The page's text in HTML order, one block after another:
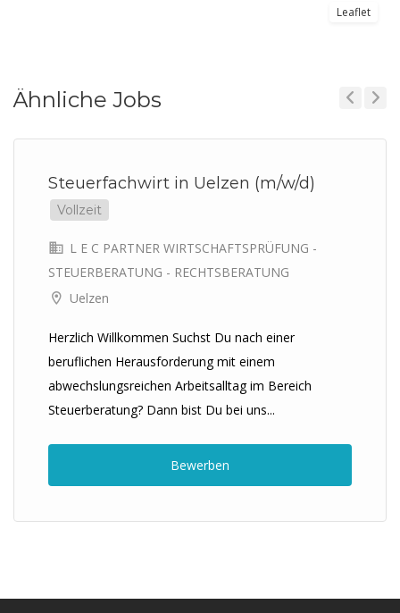
Leaflet
Ähnliche Jobs
Steuerfachwirt in Uelzen (m/w/d)
Vollzeit
L E C PARTNER WIRTSCHAFTSPRÜFUNG -
STEUERBERATUNG - RECHTSBERATUNG
Uelzen
Herzlich Willkommen Suchst Du nach einer
beruflichen Herausforderung mit einem
abwechslungsreichen Arbeitsalltag im Bereich
Steuerberatung? Dann bist Du bei uns...
Bewerben